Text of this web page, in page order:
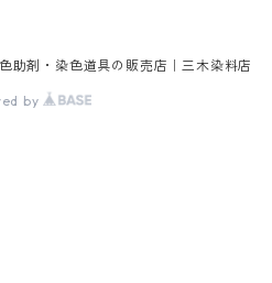
助剤・染色道具の販売店｜三木染料店
by